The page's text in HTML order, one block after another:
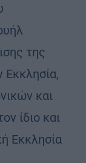
της
και
ίδιο και
Εκκλησία